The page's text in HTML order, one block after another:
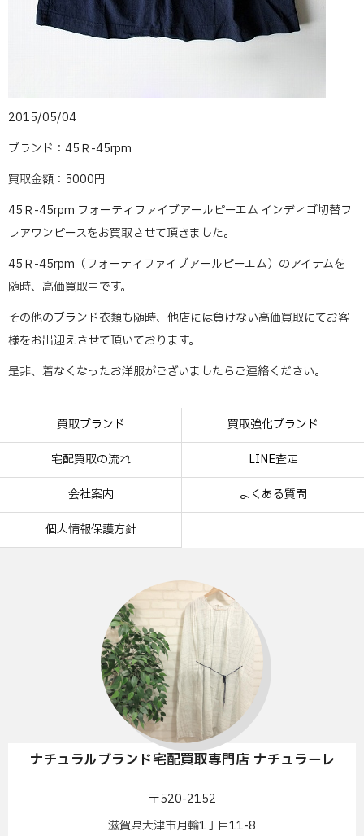
2015/05/04
ブランド：45Ｒ-45rpm
買取金額：5000円
45Ｒ-45rpm フォーティファイブアールピーエム インディゴ切替フ
レアワンピースをお買取させて頂きました。
45Ｒ-45rpm（フォーティファイブアールピーエム）のアイテムを
随時、高価買取中です。
その他のブランド衣類も随時、他店には負けない高価買取にてお客
様をお出迎えさせて頂いております。
是非、着なくなったお洋服がございましたらご連絡ください。
買取ブランド 買取強化ブランド
宅配買取の流れ LINE査定
会社案内 よくある質問
個人情報保護方針
ナチュラルブランド宅配買取専門店 ナチュラーレ
〒520-2152
滋賀県大津市月輪1丁目11-8